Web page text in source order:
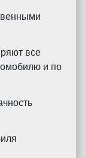
все
и по